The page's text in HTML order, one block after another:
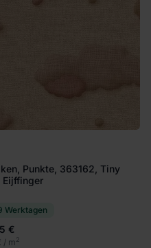
Punkte, 363162, Tiny
Eijffinger
Werktagen
€
/ m2